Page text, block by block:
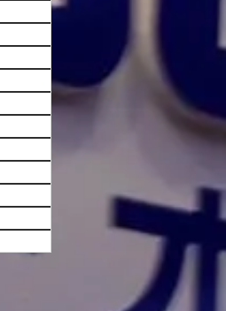
29件の記事
26件の記事
30件の記事